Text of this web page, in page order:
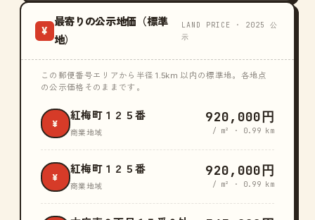
¥
最寄りの公示地価（標準
地）
LAND PRICE · 2025 公
示
この郵便番号エリアから半径 1.5km 以内の標準地。各地点
の公示価格そのままです。
¥
紅梅町１２５番
商業地域
920,000円
/ m² · 0.99 km
¥
紅梅町１２５番
商業地域
920,000円
/ m² · 0.99 km